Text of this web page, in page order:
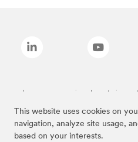
This website uses cookies on
navigation, analyze site usage,
based on your interests.
Las marcas mencionadas